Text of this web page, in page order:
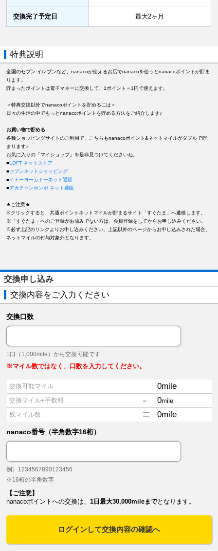
交換完了予定日 最大2ヶ月
特典説明
全国のセブン-イレブンなど、nanacoが使えるお店でnanacoを使うとnanacoポイントが貯ま
ります。
貯まったポイントは電子マネーに交換して、1ポイント＝1円で使えます。
＜特典交換以外でnanacoポイントを貯めるには＞
日々の生活の中でもっとnanacoポイントを貯める方法をご紹介します♪
お買い物で貯める
各種ショッピングサイトのご利用で、こちらもnanacoポイント&ネットマイルがダブルで貯
まります♪
お気に入りの「マイショップ」を是非見つけてくださいね。
■LOFT ネットストア
■セブンネットショッピング
■イトーヨーカドーネット通販
■アカチャンホンポ ネット通販
★ご注意★
※クリックすると、共通ポイントネットマイルが貯まるサイト「すぐたま」へ遷移します。
※「すぐたま」へのご登録がお済みでない方は、会員登録をしてからお申し込みください。
※必ず上記のリンクよりお申し込みください。上記以外のページからお申し込みされた場合、
ネットマイルの付与対象外となります。
交換申し込み
交換内容をご入力ください
交換口数
1口（1,000mile）から交換可能です
※マイル数ではなく、口数を入力してください。
交換可能マイル 0mile
交換マイル+手数料 - 0mile
残マイル数
= 0mile
nanaco番号（半角数字16桁）
例）1234567890123456
※16桁の半角数字
【ご注意】
nanacoポイントへの交換は、1日最大30,000mileまでとなります。
ログインして交換内容の確認へ